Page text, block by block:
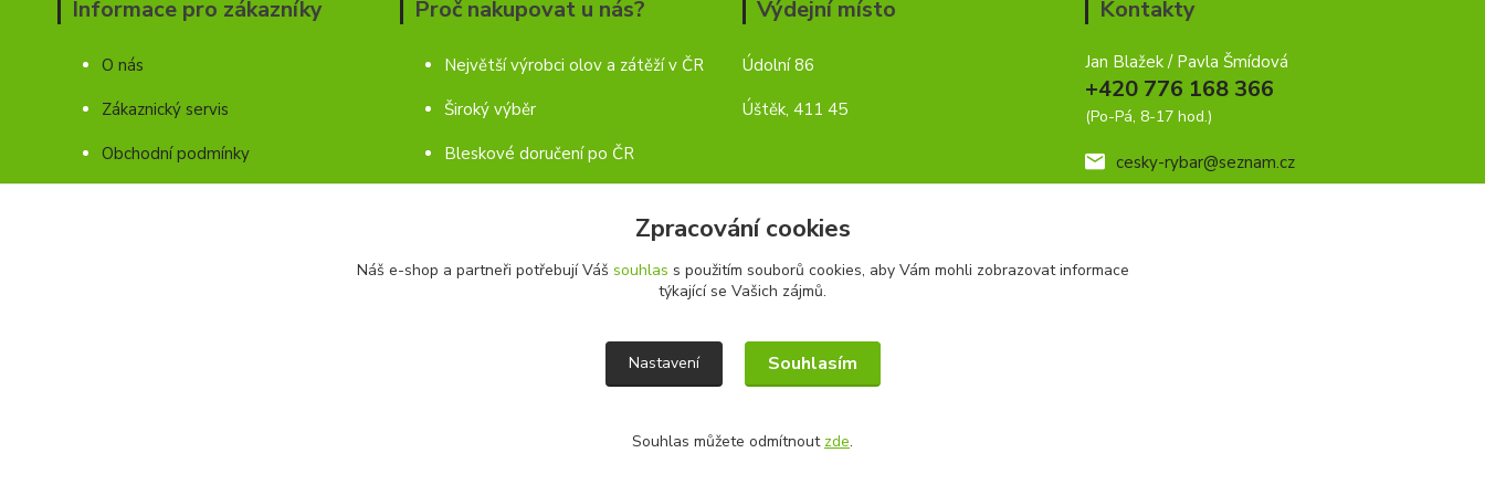
Informace pro zákazníky
O nás
Zákaznický servis
Obchodní podmínky
Proč nakupovat u nás?
Největší výrobci olov a zátěží v ČR
Široký výběr
Bleskové doručení po ČR
Výdejní místo
Údolní 86
Úštěk, 411 45
Kontakty
Jan Blažek / Pavla Šmídová
+420 776 168 366
(Po-Pá, 8-17 hod.)
cesky-rybar@seznam.cz
Zpracování cookies
Náš e-shop a partneři potřebují Váš souhlas s použitím souborů cookies, aby Vám mohli zobrazovat informace
týkající se Vašich zájmů.
Nastavení Souhlasím
Souhlas můžete odmítnout zde.